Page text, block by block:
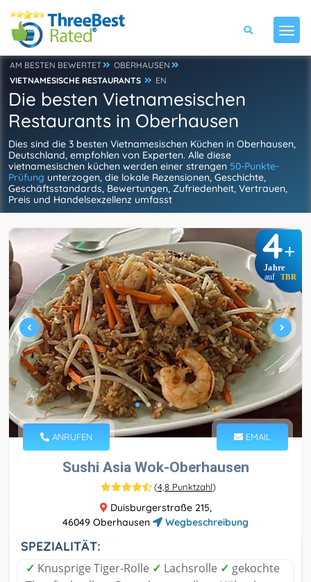
AM BESTEN BEWERTET
OBERHAUSEN
VIETNAMESISCHE RESTAURANTS
EN
Die besten Vietnamesischen
Restaurants in Oberhausen
Dies sind die 3 besten Vietnamesischen Küchen in Oberhausen,
Deutschland, empfohlen von Experten. Alle diese
vietnamesischen küchen werden einer strengen 50-Punkte-
Prüfung unterzogen, die lokale Rezensionen, Geschichte,
Geschäftsstandards, Bewertungen, Zufriedenheit, Vertrauen,
Preis und Handelsexzellenz umfasst
4+
Jahre
auf TBR
ANRUFEN EMAIL
Sushi Asia Wok-Oberhausen
(4,8 Punktzahl)
Duisburgerstraße 215,
46049 Oberhausen
Wegbeschreibung
SPEZIALITÄT:
✓ Knusprige Tiger-Rolle ✓ Lachsrolle ✓ gekochte